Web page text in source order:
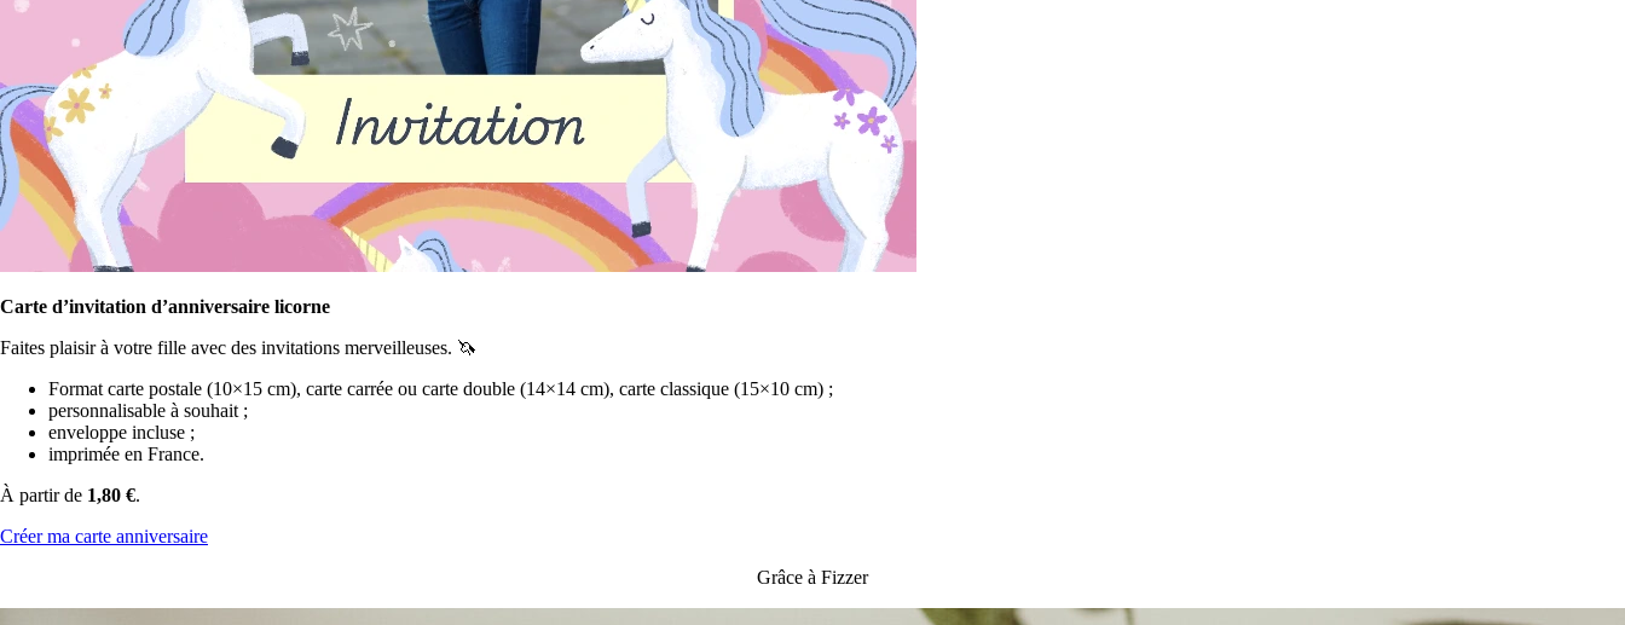
Carte d’invitation d’anniversaire licorne
Faites plaisir à votre fille avec des invitations merveilleuses. 🦄
Format carte postale (10×15 cm), carte carrée ou carte double (14×14 cm), carte classique (15×10 cm) ;
personnalisable à souhait ;
enveloppe incluse ;
imprimée en France.
À partir de 1,80 €.
Créer ma carte anniversaire
Grâce à Fizzer